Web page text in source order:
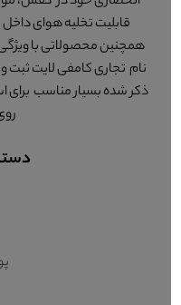
قابلیت تخلیه هوای
همچنین محصولاتی با
نام تجاری کامفی لایت ثبت و
ذکر شده بسیار مناسب برای